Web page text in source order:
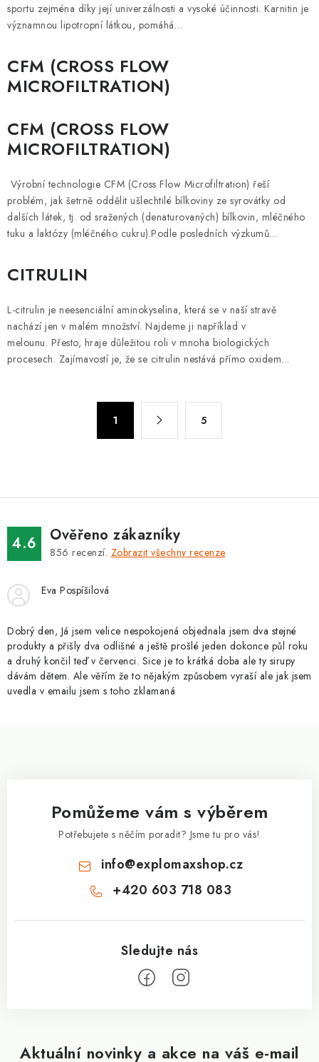
sportu zejména díky její univerzálnosti a vysoké účinnosti. Karnitin je
významnou lipotropní látkou, pomáhá…
CFM (CROSS FLOW
MICROFILTRATION)
CFM (CROSS FLOW
MICROFILTRATION)
Výrobní technologie CFM (Cross Flow Microfiltration) řeší
problém, jak šetrně oddělit ušlechtilé bílkoviny ze syrovátky od
dalších látek, tj. od sražených (denaturovaných) bílkovin, mléčného
tuku a laktózy (mléčného cukru).Podle posledních výzkumů…
CITRULIN
L-citrulin je neesenciální aminokyselina, která se v naší stravě
nachází jen v malém množství. Najdeme ji například v
melounu. Přesto, hraje důležitou roli v mnoha biologických
procesech. Zajímavostí je, že se citrulin nestává přímo oxidem…
a
c
p
v
y
v
ý
p
k
v
á
n
1 5
4.6 Ověřeno zákazníky
856 recenzí. Zobrazit všechny recenze
Eva Pospíšilová
Dobrý den, Já jsem velice nespokojená objednala jsem dva stejné
produkty a přišly dva odlišné a ještě prošlé jeden dokonce půl roku
a druhý končil teď v červenci. Sice je to krátká doba ale ty sirupy
dávám dětem. Ale věřím že to nějakým způsobem vyraší ale jak jsem
uvedla v emailu jsem s toho zklamaná
Aktuální novinky a akce na váš e-mail
Pomůžeme vám s výběrem
Potřebujete s něčím poradit? Jsme tu pro vás!
info@explomaxshop.cz
+420 603 718 083